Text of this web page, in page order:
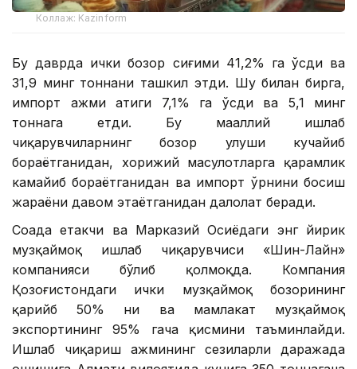
Коллаж: Kazinform
Бу даврда ички бозор сиғими 41,2% га ўсди ва
31,9 минг тоннани ташкил этди. Шу билан бирга,
импорт ҳажми атиги 7,1% га ўсди ва 5,1 минг
тоннага етди. Бу маҳаллий ишлаб
чиқарувчиларнинг бозор улуши кучайиб
бораётганидан, хорижий маҳсулотларга қарамлик
камайиб бораётганидан ва импорт ўрнини босиш
жараёни давом этаётганидан далолат беради.
Соҳада етакчи ва Марказий Осиёдаги энг йирик
музқаймоқ ишлаб чиқарувчиси «Шин-Лайн»
компанияси бўлиб қолмоқда. Компания
Қозоғистондаги ички музқаймоқ бозорининг
қарийб 50% ни ва мамлакат музқаймоқ
экспортининг 95% гача қисмини таъминлайди.
Ишлаб чиқариш ҳажмининг сезиларли даражада